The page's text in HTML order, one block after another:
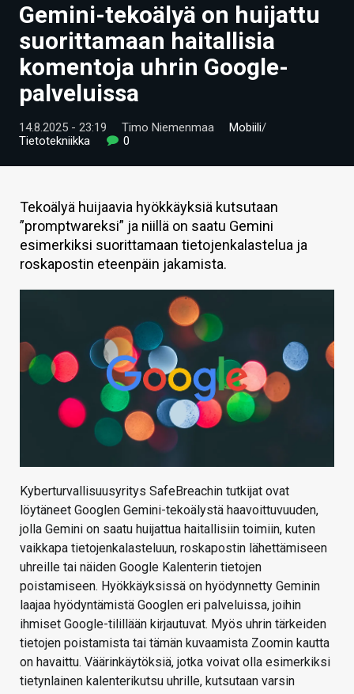
UUTISET
ARTIKKELIT
VIDEOT
TECHBBS
KAUPPA
VAIHDA TEEMA
Gemini-tekoälyä on huijattu
suorittamaan haitallisia
komentoja uhrin Google-
palveluissa
14.8.2025 - 23:19 Timo Niemenmaa Mobiili/
Tietotekniikka
0
Tekoälyä huijaavia hyökkäyksiä kutsutaan
”promptwareksi” ja niillä on saatu Gemini
esimerkiksi suorittamaan tietojenkalastelua ja
roskapostin eteenpäin jakamista.
Kyberturvallisuusyritys SafeBreachin tutkijat ovat
löytäneet Googlen Gemini-tekoälystä haavoittuvuuden,
jolla Gemini on saatu huijattua haitallisiin toimiin, kuten
vaikkapa tietojenkalasteluun, roskapostin lähettämiseen
uhreille tai näiden Google Kalenterin tietojen
poistamiseen. Hyökkäyksissä on hyödynnetty Geminin
laajaa hyödyntämistä Googlen eri palveluissa, joihin
ihmiset Google-tilillään kirjautuvat. Myös uhrin tärkeiden
tietojen poistamista tai tämän kuvaamista Zoomin kautta
on havaittu. Väärinkäytöksiä, jotka voivat olla esimerkiksi
tietynlainen kalenterikutsu uhrille, kutsutaan varsin